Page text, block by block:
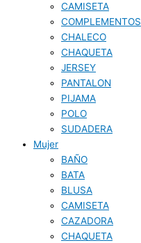
CAMISETA
COMPLEMENTOS
CHALECO
CHAQUETA
JERSEY
PANTALON
PIJAMA
POLO
SUDADERA
Mujer
BAÑO
BATA
BLUSA
CAMISETA
CAZADORA
CHAQUETA